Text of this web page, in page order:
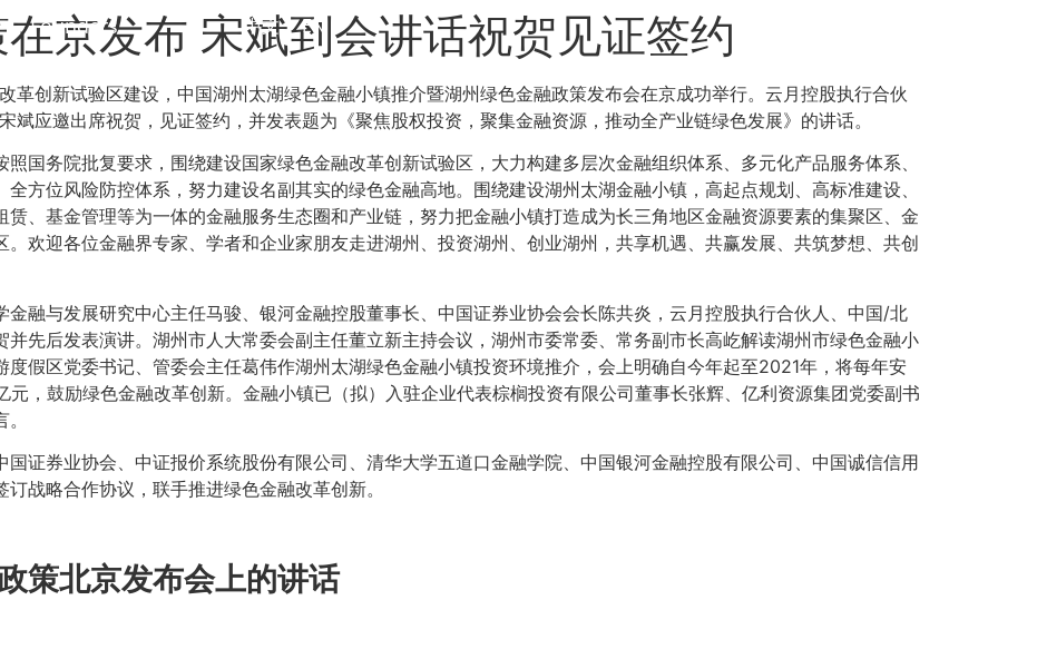
Founders 中文 EN
京发布 宋斌到会讲话祝贺见证签约
革创新试验区建设，中国湖州太湖绿色金融小镇推介暨湖州绿色金融政策发布会在京成功举行。云月控股执行合伙
斌应邀出席祝贺，见证签约，并发表题为《聚焦股权投资，聚集金融资源，推动全产业链绿色发展》的讲话。
国务院批复要求，围绕建设国家绿色金融改革创新试验区，大力构建多层次金融组织体系、多元化产品服务体系、
方位风险防控体系，努力建设名副其实的绿色金融高地。围绕建设湖州太湖金融小镇，高起点规划、高标准建设、
、基金管理等为一体的金融服务生态圈和产业链，努力把金融小镇打造成为长三角地区金融资源要素的集聚区、金
欢迎各位金融界专家、学者和企业家朋友走进湖州、投资湖州、创业湖州，共享机遇、共赢发展、共筑梦想、共创
融与发展研究中心主任马骏、银河金融控股董事长、中国证券业协会会长陈共炎，云月控股执行合伙人、中国/北
先后发表演讲。湖州市人大常委会副主任董立新主持会议，湖州市委常委、常务副市长高屹解读湖州市绿色金融小
假区党委书记、管委会主任葛伟作湖州太湖绿色金融小镇投资环境推介，会上明确自今年起至2021年，将每年安
，鼓励绿色金融改革创新。金融小镇已（拟）入驻企业代表棕榈投资有限公司董事长张辉、亿利资源集团党委副书
证券业协会、中证报价系统股份有限公司、清华大学五道口金融学院、中国银河金融控股有限公司、中国诚信信用
战略合作协议，联手推进绿色金融改革创新。
策北京发布会上的讲话